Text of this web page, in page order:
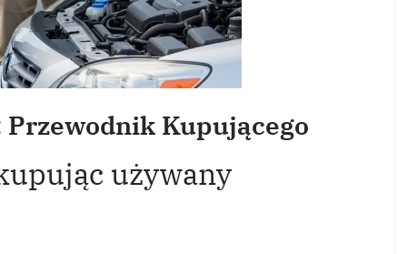
Kupującego
używany